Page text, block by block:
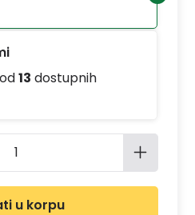
13 dostupnih
Unesite
u korpu